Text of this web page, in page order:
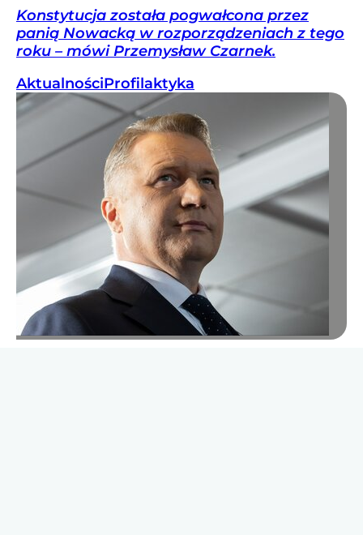
Konstytucja została pogwałcona przez
panią Nowacką w rozporządzeniach z tego
roku – mówi Przemysław Czarnek.
AktualnościProfilaktyka